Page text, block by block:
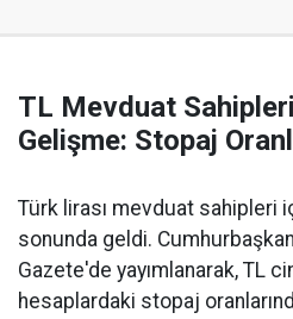
TL Mevduat
Gelişme: Stopaj
Türk lirası mevduat sahipleri
sonunda geldi.
Gazete'de yayımlanarak, TL
hesaplardaki stopaj